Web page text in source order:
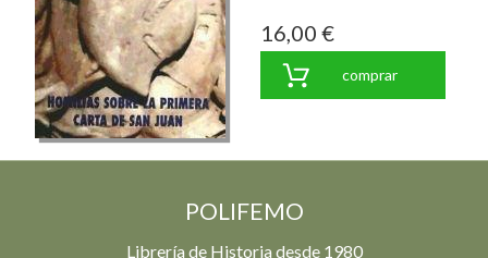
16,00 €
comprar
POLIFEMO
Librería de Historia desde 1980